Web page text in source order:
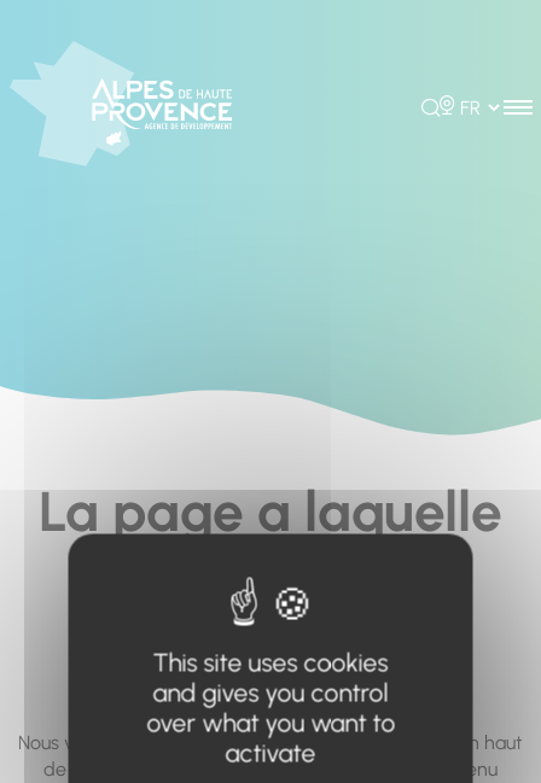
Rechercher
Choisir la
La page a laquelle
vous cherchez à
accéder n'existe
pas... ou plus.
Nous vous invitons à utiliser le moteur de recherche en haut
de page, ou à utiliser le menu pour trouver le contenu
This site uses cookies
and gives you control
over what you want to
activate